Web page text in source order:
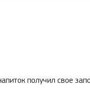
получил свое